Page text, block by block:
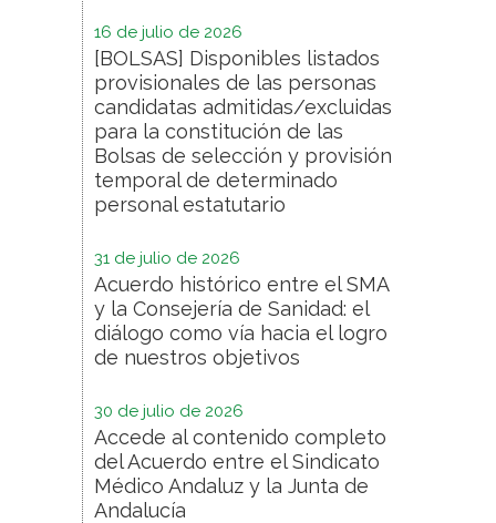
16 de julio de 2026
[BOLSAS] Disponibles listados
provisionales de las personas
candidatas admitidas/excluidas
para la constitución de las
Bolsas de selección y provisión
temporal de determinado
personal estatutario
31 de julio de 2026
Acuerdo histórico entre el SMA
y la Consejería de Sanidad: el
diálogo como vía hacia el logro
de nuestros objetivos
30 de julio de 2026
Accede al contenido completo
del Acuerdo entre el Sindicato
Médico Andaluz y la Junta de
Andalucía